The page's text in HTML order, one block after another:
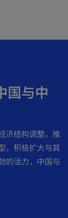
与中
济结构调整，推
，积极扩大与其
的活力，中国与